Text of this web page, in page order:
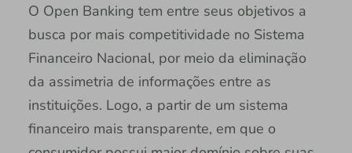
O Open Banking tem entre seus objetivos a
busca por mais competitividade no Sistema
Financeiro Nacional, por meio da eliminação
da assimetria de informações entre as
instituições. Logo, a partir de um sistema
financeiro mais transparente, em que o